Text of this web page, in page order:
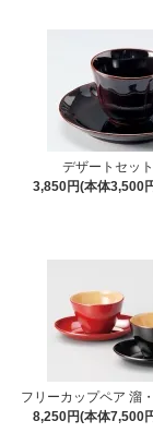
デザートセッ
3,850円(本体3,500
フリーカップペア 溜
8,250円(本体7,500